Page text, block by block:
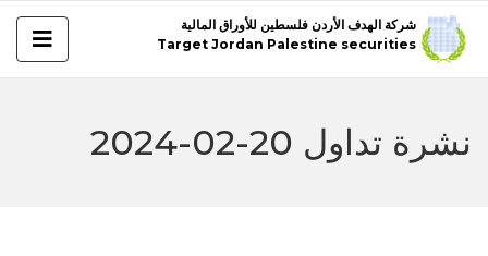
شركة الهدف الأردن فلسطين للأوراق المالية
Target Jordan Palestine securities
نشرة تداول 20-02-2024